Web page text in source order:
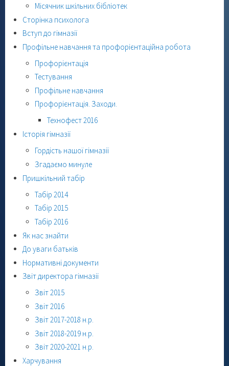
Місячник шкільних бібліотек
Сторінка психолога
Вступ до гімназії
Профільне навчання та профорієнтаційна робота
Профорієнтація
Тестування
Профільне навчання
Профорієнтація. Заходи.
Технофест 2016
Історія гімназії
Гордість нашої гімназії
Згадаємо минуле
Пришкільний табір
Табір 2014
Табір 2015
Табір 2016
Як нас знайти
До уваги батьків
Нормативні документи
Звіт директора гімназії
Звіт 2015
Звіт 2016
Звіт 2017-2018 н.р.
Звіт 2018-2019 н.р.
Звіт 2020-2021 н.р.
Харчування